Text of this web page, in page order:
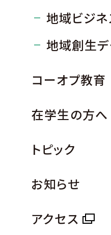
地域ビジネ
地域創生
コーオプ教育
在学生の方へ
トピック
お知らせ
アクセス